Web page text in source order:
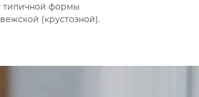
типичной формы
(крустозной).